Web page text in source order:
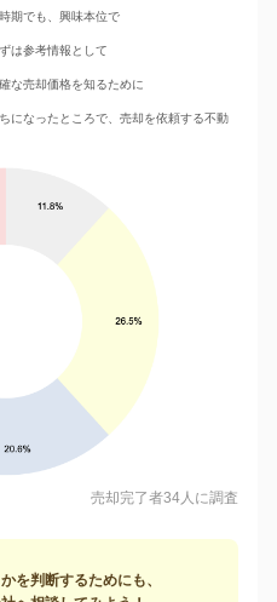
期でも、興味本位で
は参考情報として
な売却価格を知るために
になったところで、売却を依頼する不動
売却完了者34人に調査
を判断するためにも、